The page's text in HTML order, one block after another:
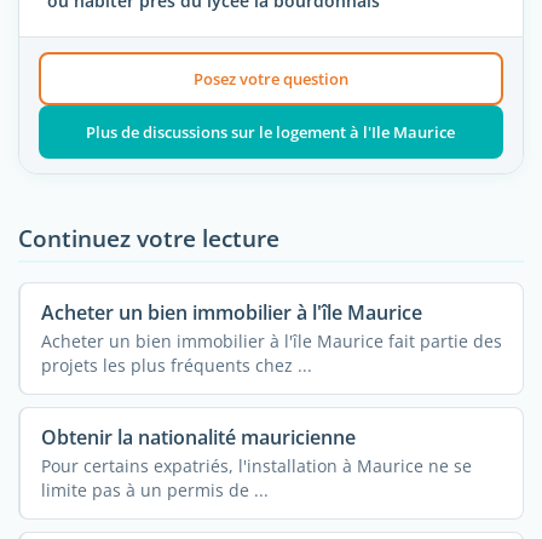
Posez votre question
Plus de discussions sur le logement à l'Ile Maurice
Continuez votre lecture
Acheter un bien immobilier à l'île Maurice
Acheter un bien immobilier à l'île Maurice fait partie des
projets les plus fréquents chez ...
Obtenir la nationalité mauricienne
Pour certains expatriés, l'installation à Maurice ne se
limite pas à un permis de ...